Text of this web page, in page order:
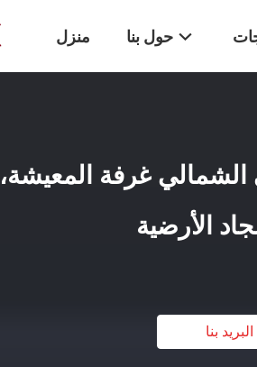
منزل حول بنا
الشمالي غرفة
الأرضية
البريد بنا